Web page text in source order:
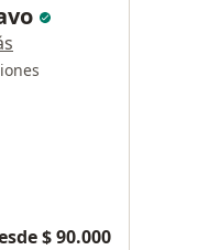
$ 90.000